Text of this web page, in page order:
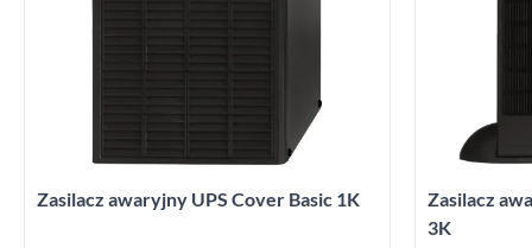
Zasilacz awaryjny UPS Cover Basic 1K
Zasilacz
3K